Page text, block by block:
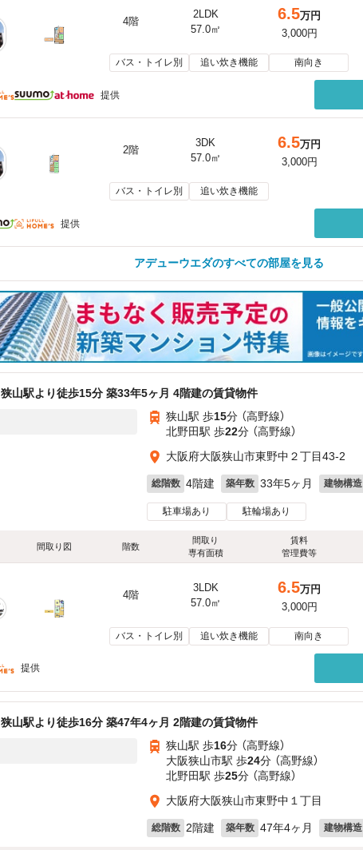
4階
2LDK
57.0㎡
6.5万円
3,000円
バス・トイレ別 追い炊き機能 南向き
提供
2階
3DK
57.0㎡
6.5万円
3,000円
バス・トイレ別 追い炊き機能
提供
アデューウエダのすべての部屋を見る
狭山駅より徒歩15分 築33年5ヶ月 4階建の賃貸物件
狭山駅 歩15分 （高野線）
北野田駅 歩22分 （高野線）
大阪府大阪狭山市東野中２丁目43-2
総階数 4階建 築年数 33年5ヶ月 建物構造
駐車場あり 駐輪場あり
間取り図 階数
間取り
専有面積
賃料
管理費等
4階
3LDK
57.0㎡
6.5万円
3,000円
バス・トイレ別 追い炊き機能 南向き
提供
狭山駅より徒歩16分 築47年4ヶ月 2階建の賃貸物件
狭山駅 歩16分 （高野線）
大阪狭山市駅 歩24分 （高野線）
北野田駅 歩25分 （高野線）
大阪府大阪狭山市東野中１丁目
総階数 2階建 築年数 47年4ヶ月 建物構造